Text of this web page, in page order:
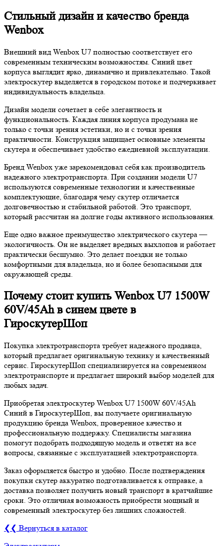
Стильный дизайн и качество бренда
Wenbox
Внешний вид Wenbox U7 полностью соответствует его
современным техническим возможностям. Синий цвет
корпуса выглядит ярко, динамично и привлекательно. Такой
электроскутер выделяется в городском потоке и подчеркивает
индивидуальность владельца.
Дизайн модели сочетает в себе элегантность и
функциональность. Каждая линия корпуса продумана не
только с точки зрения эстетики, но и с точки зрения
практичности. Конструкция защищает основные элементы
скутера и обеспечивает удобство ежедневной эксплуатации.
Бренд Wenbox уже зарекомендовал себя как производитель
надежного электротранспорта. При создании модели U7
используются современные технологии и качественные
комплектующие, благодаря чему скутер отличается
долговечностью и стабильной работой. Это транспорт,
который рассчитан на долгие годы активного использования.
Еще одно важное преимущество электрического скутера —
экологичность. Он не выделяет вредных выхлопов и работает
практически бесшумно. Это делает поездки не только
комфортными для владельца, но и более безопасными для
окружающей среды.
Почему стоит купить Wenbox U7 1500W
60V/45Ah в синем цвете в
ГироскутерШоп
Покупка электротранспорта требует надежного продавца,
который предлагает оригинальную технику и качественный
сервис. ГироскутерШоп специализируется на современном
электротранспорте и предлагает широкий выбор моделей для
любых задач.
Приобретая электроскутер Wenbox U7 1500W 60V/45Ah
Синий в ГироскутерШоп, вы получаете оригинальную
продукцию бренда Wenbox, проверенное качество и
профессиональную поддержку. Специалисты магазина
помогут подобрать подходящую модель и ответят на все
вопросы, связанные с эксплуатацией электротранспорта.
Заказ оформляется быстро и удобно. После подтверждения
покупки скутер аккуратно подготавливается к отправке, а
доставка позволяет получить новый транспорт в кратчайшие
сроки. Это отличная возможность приобрести мощный и
современный электроскутер без лишних сложностей.
❮❮ Вернуться в каталог